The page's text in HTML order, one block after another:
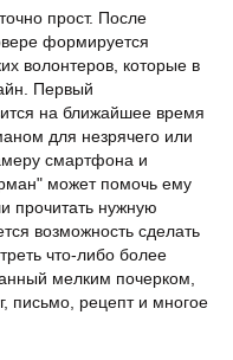
прост. После
формируется
волонтеров, которые в
Первый
на ближайшее время
для незрячего или
смартфона и
может помочь ему
прочитать нужную
возможность сделать
что-либо более
мелким почерком,
письмо, рецепт и многое